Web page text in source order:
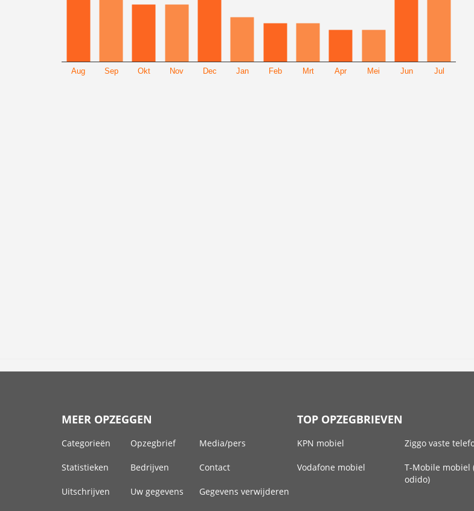
Aug Sep Okt Nov Dec Jan Feb Mrt Apr Mei Jun Jul
MEER OPZEGGEN
Categorieën Opzegbrief Media/pers
Statistieken Bedrijven Contact
Uitschrijven Uw gegevens Gegevens verwijderen
TOP OPZEGBRIEVEN
KPN mobiel Ziggo vaste
Vodafone mobiel
T-Mobile mobiel
odido)